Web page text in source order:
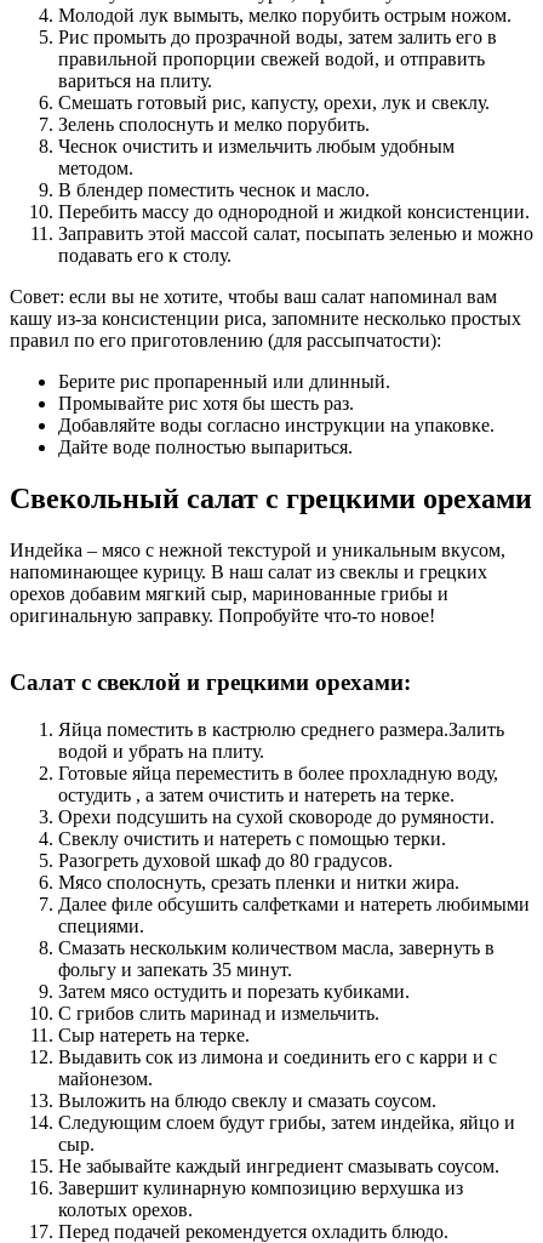
Молодой лук вымыть, мелко порубить острым ножом.
Рис промыть до прозрачной воды, затем залить его в
правильной пропорции свежей водой, и отправить
вариться на плиту.
Смешать готовый рис, капусту, орехи, лук и свеклу.
Зелень сполоснуть и мелко порубить.
Чеснок очистить и измельчить любым удобным
методом.
В блендер поместить чеснок и масло.
Перебить массу до однородной и жидкой консистенции.
Заправить этой массой салат, посыпать зеленью и можно
подавать его к столу.
Совет: если вы не хотите, чтобы ваш салат напоминал вам
кашу из-за консистенции риса, запомните несколько простых
правил по его приготовлению (для рассыпчатости):
Берите рис пропаренный или длинный.
Промывайте рис хотя бы шесть раз.
Добавляйте воды согласно инструкции на упаковке.
Дайте воде полностью выпариться.
Свекольный салат с грецкими орехами
Индейка – мясо с нежной текстурой и уникальным вкусом,
напоминающее курицу. В наш салат из свеклы и грецких
орехов добавим мягкий сыр, маринованные грибы и
оригинальную заправку. Попробуйте что-то новое!
Салат с свеклой и грецкими орехами:
Яйца поместить в кастрюлю среднего размера.Залить
водой и убрать на плиту.
Готовые яйца переместить в более прохладную воду,
остудить , а затем очистить и натереть на терке.
Орехи подсушить на сухой сковороде до румяности.
Свеклу очистить и натереть с помощью терки.
Разогреть духовой шкаф до 80 градусов.
Мясо сполоснуть, срезать пленки и нитки жира.
Далее филе обсушить салфетками и натереть любимыми
специями.
Смазать нескольким количеством масла, завернуть в
фольгу и запекать 35 минут.
Затем мясо остудить и порезать кубиками.
С грибов слить маринад и измельчить.
Сыр натереть на терке.
Выдавить сок из лимона и соединить его с карри и с
майонезом.
Выложить на блюдо свеклу и смазать соусом.
Следующим слоем будут грибы, затем индейка, яйцо и
сыр.
Не забывайте каждый ингредиент смазывать соусом.
Завершит кулинарную композицию верхушка из
колотых орехов.
Перед подачей рекомендуется охладить блюдо.